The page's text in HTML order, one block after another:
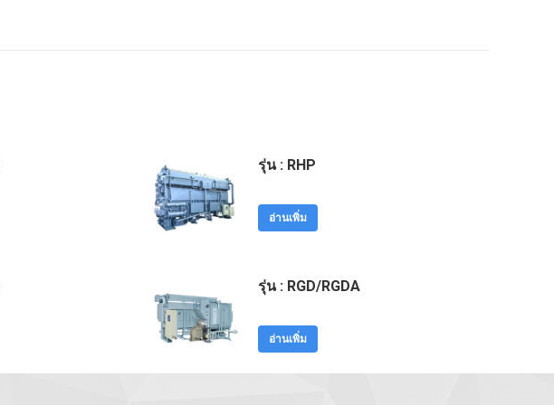
รุ่น : RHP
อ่านเพิ่ม
รุ่น : RGD/RGDA
อ่านเพิ่ม